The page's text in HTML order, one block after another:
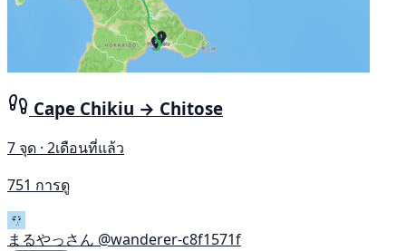
Cape Chikiu → Chitose
7 จุด · 2เดือนที่แล้ว
751 การดู
まるやっさん @wanderer-c8f1571f